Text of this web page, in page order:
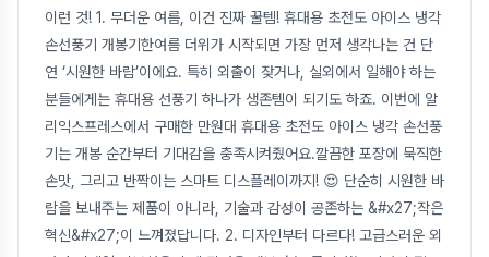
이런 것! 1. 무더운 여름, 이건 진짜 꿀템! 휴대용 초전도 아이스 냉각
손선풍기 개봉기한여름 더위가 시작되면 가장 먼저 생각나는 건 단
연 ‘시원한 바람’이에요. 특히 외출이 잦거나, 실외에서 일해야 하는
분들에게는 휴대용 선풍기 하나가 생존템이 되기도 하죠. 이번에 알
리익스프레스에서 구매한 만원대 휴대용 초전도 아이스 냉각 손선풍
기는 개봉 순간부터 기대감을 충족시켜줬어요.깔끔한 포장에 묵직한
손맛, 그리고 반짝이는 스마트 디스플레이까지! 😍 단순히 시원한 바
람을 보내주는 제품이 아니라, 기술과 감성이 공존하는 &#x27;작은
혁신&#x27;이 느껴졌답니다. 2. 디자인부터 다르다! 고급스러운 외